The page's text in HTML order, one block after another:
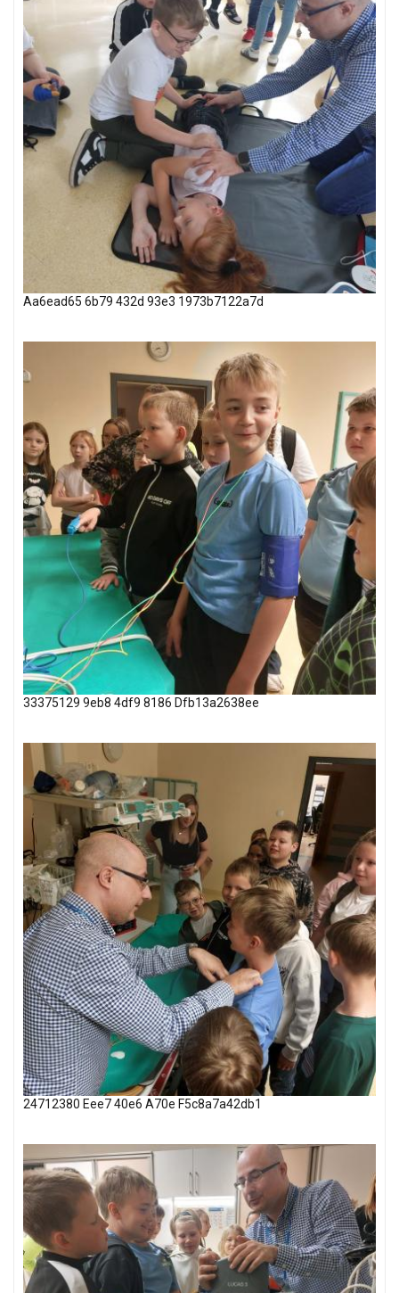
Aa6ead65 6b79 432d 93e3 1973b7122a7d
33375129 9eb8 4df9 8186 Dfb13a2638ee
24712380 Eee7 40e6 A70e F5c8a7a42db1